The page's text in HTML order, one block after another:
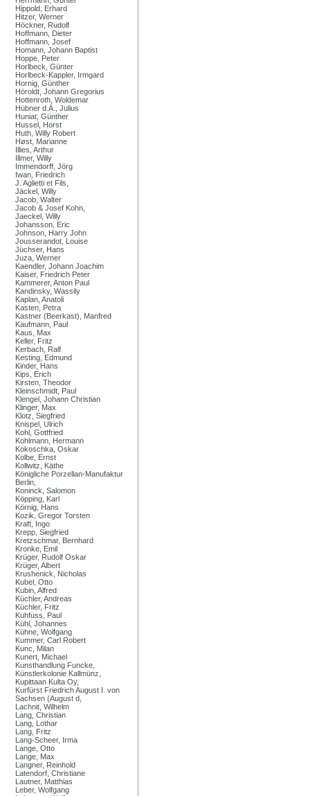
Hippold, Erhard
Hitzer, Werner
Höckner, Rudolf
Hoffmann, Dieter
Hoffmann, Josef
Homann, Johann Baptist
Hoppe, Peter
Horlbeck, Günter
Horlbeck-Kappler, Irmgard
Hornig, Günther
Höroldt, Johann Gregorius
Hottenroth, Woldemar
Hübner d.Ä., Julius
Huniat, Günther
Hussel, Horst
Huth, Willy Robert
Høst, Marianne
Illies, Arthur
Illmer, Willy
Immendorff, Jörg
Iwan, Friedrich
J. Aglietti et Fils,
Jäckel, Willy
Jacob, Walter
Jacob & Josef Kohn,
Jaeckel, Willy
Johansson, Eric
Johnson, Harry John
Jousserandot, Louise
Jüchser, Hans
Juza, Werner
Kaendler, Johann Joachim
Kaiser, Friedrich Peter
Kammerer, Anton Paul
Kandinsky, Wassily
Kaplan, Anatoli
Kasten, Petra
Kastner (Beerkast), Manfred
Kaufmann, Paul
Kaus, Max
Keller, Fritz
Kerbach, Ralf
Kesting, Edmund
Kinder, Hans
Kips, Erich
Kirsten, Theodor
Kleinschmidt, Paul
Klengel, Johann Christian
Klinger, Max
Klotz, Siegfried
Knispel, Ulrich
Kohl, Gottfried
Kohlmann, Hermann
Kokoschka, Oskar
Kolbe, Ernst
Kollwitz, Käthe
Königliche Porzellan-Manufaktur
Berlin,
Koninck, Salomon
Köpping, Karl
Körnig, Hans
Kozik, Gregor Torsten
Kraft, Ingo
Krepp, Siegfried
Kretzschmar, Bernhard
Kronke, Emil
Krüger, Rudolf Oskar
Krüger, Albert
Krushenick, Nicholas
Kubel, Otto
Kubin, Alfred
Küchler, Andreas
Küchler, Fritz
Kuhfuss, Paul
Kühl, Johannes
Kühne, Wolfgang
Kummer, Carl Robert
Kunc, Milan
Kunert, Michael
Kunsthandlung Funcke,
Künstlerkolonie Kallmünz,
Kupittaan Kulta Oy,
Kurfürst Friedrich August I. von
Sachsen (August d,
Lachnit, Wilhelm
Lang, Christian
Lang, Lothar
Lang, Fritz
Lang-Scheer, Irma
Lange, Otto
Lange, Max
Langner, Reinhold
Latendorf, Christiane
Lautner, Matthias
Leber, Wolfgang